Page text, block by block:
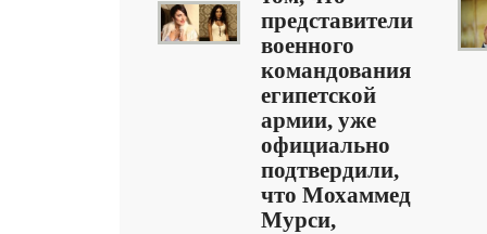
представители
военного
командования
египетской
армии, уже
официально
подтвердили,
что Мохаммед
Мурси,